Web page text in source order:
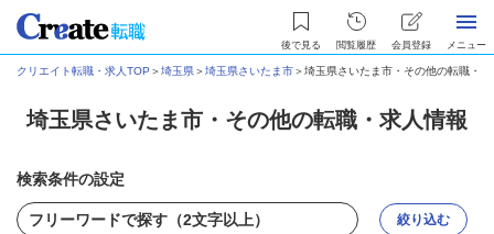
後で見る 閲覧履歴 会員登録 メニュー
クリエイト転職・求人TOP ＞埼玉県＞埼玉県さいたま市＞埼玉県さいたま市・その他の転職・求
埼玉県さいたま市・その他の転職・求人情報
検索条件の設定
絞り込む